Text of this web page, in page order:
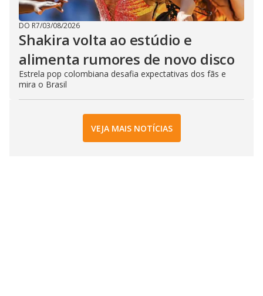
DO R7/03/08/2026
Shakira volta ao estúdio e
alimenta rumores de novo disco
Estrela pop colombiana desafia expectativas dos fãs e
mira o Brasil
VEJA MAIS NOTÍCIAS